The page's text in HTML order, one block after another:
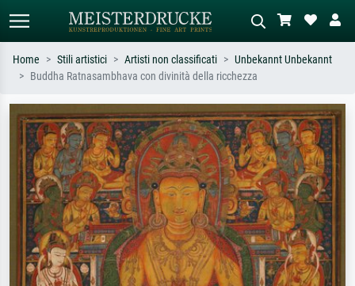
Cerca per artista, titolo o stile – es.
Monet, Notte stellata,
Impressionismo, onda di Hokusai,
nudo.
Descrivi la scena – es. prato verde,
astratto con molto rosso, dipinto a
olio scuro, nudo in piedi vicino a un
albero.
Home Stili artistici Artisti non classificati
Unbekannt Unbekannt
Buddha Ratnasambhava con divinità della ricchezza